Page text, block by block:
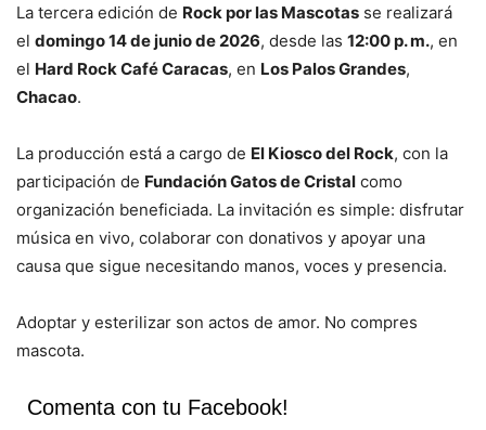
La tercera edición de Rock por las Mascotas se realizará
el domingo 14 de junio de 2026, desde las 12:00 p. m., en
el Hard Rock Café Caracas, en Los Palos Grandes,
Chacao.
La producción está a cargo de El Kiosco del Rock, con la
participación de Fundación Gatos de Cristal como
organización beneficiada. La invitación es simple: disfrutar
música en vivo, colaborar con donativos y apoyar una
causa que sigue necesitando manos, voces y presencia.
Adoptar y esterilizar son actos de amor. No compres
mascota.
Comenta con tu Facebook!